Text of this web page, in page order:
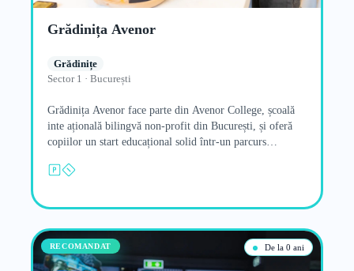
Grădinița Avenor
Grădinițe
Sector 1 · București
Grădinița Avenor face parte din Avenor College, școală
inte ațională bilingvă non-profit din București, și oferă
copiilor un start educațional solid într-un parcurs
De la 0 ani
RECOMANDAT